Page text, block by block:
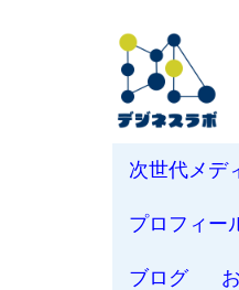
次世代メデ
プロフィー
ブログ